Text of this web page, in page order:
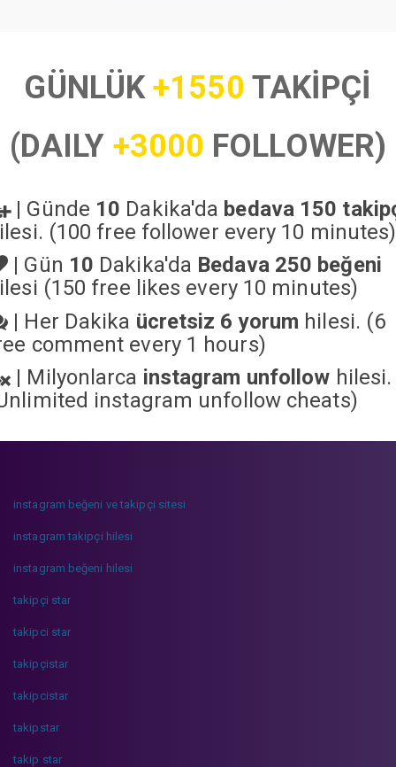
GÜNLÜK+1550 TAKİPÇİ
(DAILY +3000 FOLLOWER)
| Günde 10 Dakika'da bedava 150
(100 free follower every 10 minutes)
| Gün 10 Dakika'da Bedava 250 beğeni
(150 free likes every 10 minutes)
| Her Dakika ücretsiz 6 yorum hilesi. (6
comment every 1 hours)
| Milyonlarca instagram unfollow hilesi.
instagram unfollow cheats)
instagram beğeni ve takipçi sitesi
instagram takipçi hilesi
instagram beğeni hilesi
takipçi star
takipci star
takipçistar
takipcistar
takipstar
takip star